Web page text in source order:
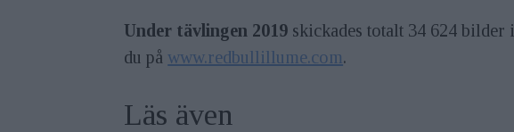
Under tävlingen 2019 skickades totalt 34 624
du på www.redbullillume.com.
Läs även